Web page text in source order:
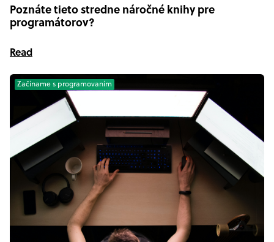
Poznáte tieto stredne náročné knihy pre
programátorov?
Read
Začíname s programovaním